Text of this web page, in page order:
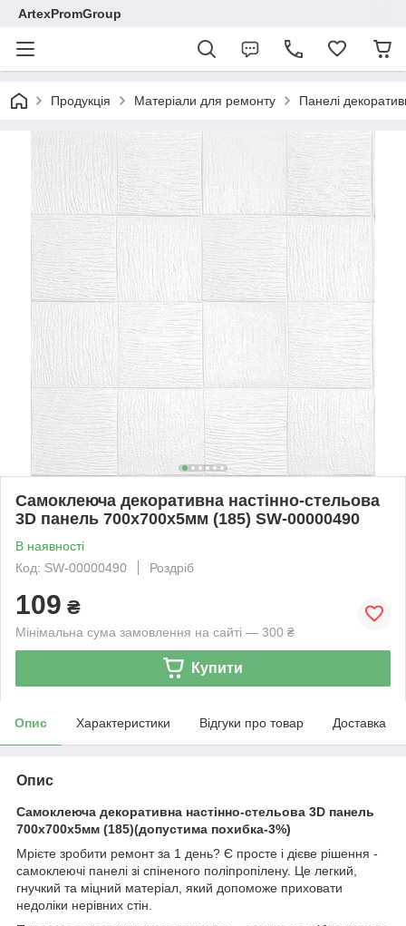
ArtexPromGroup
Продукція Матеріали для ремонту Панелі
Самоклеюча декоративна настінно-стельова
3D панель 700х700х5мм (185) SW-00000490
В наявності
Код: SW-00000490
Роздріб
109 ₴
Мінімальна сума замовлення на сайті — 300 ₴
Купити
Опис Характеристики Відгуки про товар Доставка
Опис
Самоклеюча декоративна настінно-стельова 3D панель
700х700х5мм (185)(допустима похибка-3%)
Мрієте зробити ремонт за 1 день? Є просте і дієве рішення -
самоклеючі панелі зі спіненого поліпропілену. Це легкий,
гнучкий та міцний матеріал, який допоможе приховати
недоліки нерівних стін.